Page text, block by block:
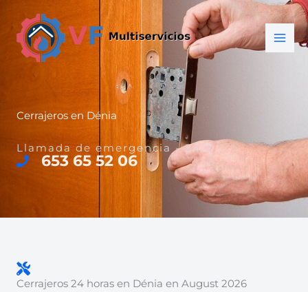
contenido
Cerrajeros en Dénia
Llamada de emergencia - 24/7
653 65 52 06
Cerrajeros 24 horas en Dénia en August 2026